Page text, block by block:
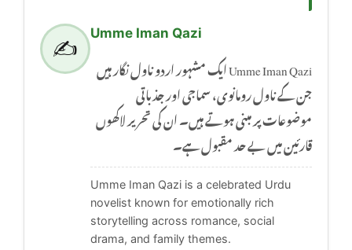
✍️
Umme Iman Qazi
Umme Iman Qazi ایک مشہور اردو ناول نگار ہیں
جن کے ناول رومانوی، سماجی اور جذباتی
موضوعات پر مبنی ہوتے ہیں۔ ان کی تحریر لاکھوں
قارئین میں بے حد مقبول ہے۔
Umme Iman Qazi is a celebrated Urdu
novelist known for emotionally rich
storytelling across romance, social
drama, and family themes.